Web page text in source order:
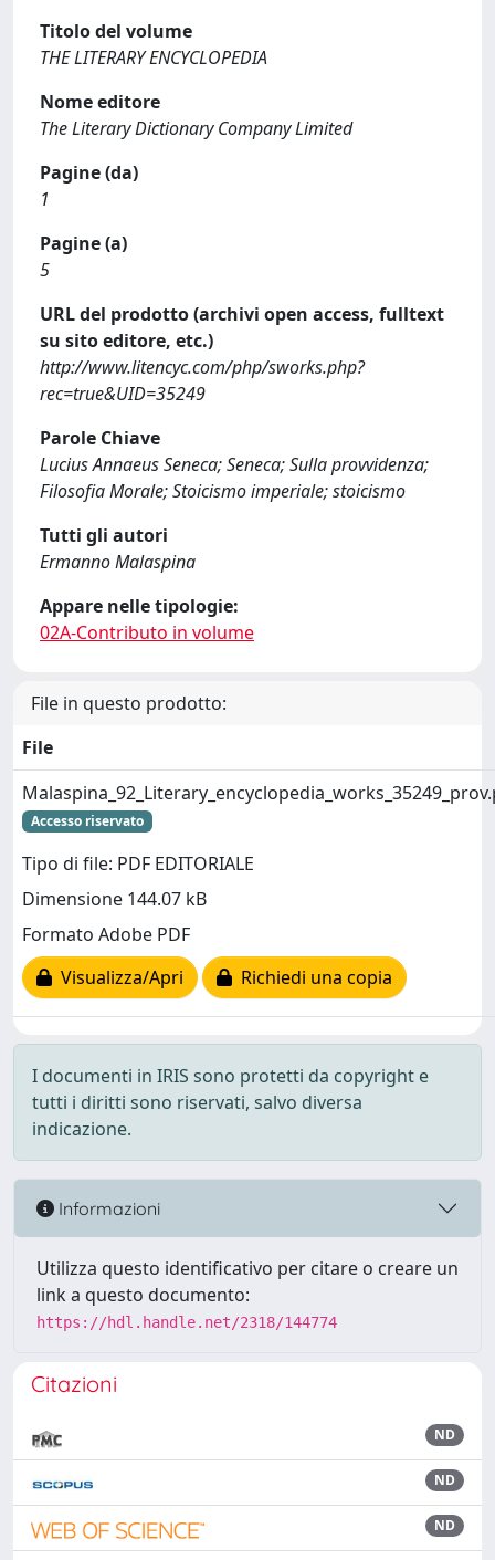
Titolo del volume
THE LITERARY ENCYCLOPEDIA
Nome editore
The Literary Dictionary Company Limited
Pagine (da)
1
Pagine (a)
5
URL del prodotto (archivi open access, fulltext
su sito editore, etc.)
http://www.litencyc.com/php/sworks.php?
rec=true&UID=35249
Parole Chiave
Lucius Annaeus Seneca; Seneca; Sulla provvidenza;
Filosofia Morale; Stoicismo imperiale; stoicismo
Tutti gli autori
Ermanno Malaspina
Appare nelle tipologie:
02A-Contributo in volume
File in questo prodotto:
File
Accesso riservato
Tipo di file: PDF EDITORIALE
Dimensione 144.07 kB
Formato Adobe PDF
Visualizza/Apri
Richiedi una copia
I documenti in IRIS sono protetti da copyright e
tutti i diritti sono riservati, salvo diversa
indicazione.
Informazioni
Utilizza questo identificativo per citare o creare un
link a questo documento:
https://hdl.handle.net/2318/144774
Citazioni
ND
ND
ND